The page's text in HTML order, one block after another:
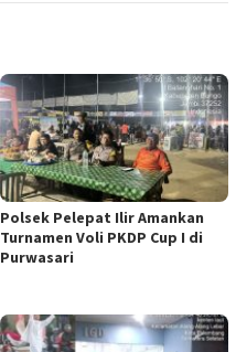
Polsek Pelepat Ilir Amankan
Turnamen Voli PKDP Cup I di
Purwasari